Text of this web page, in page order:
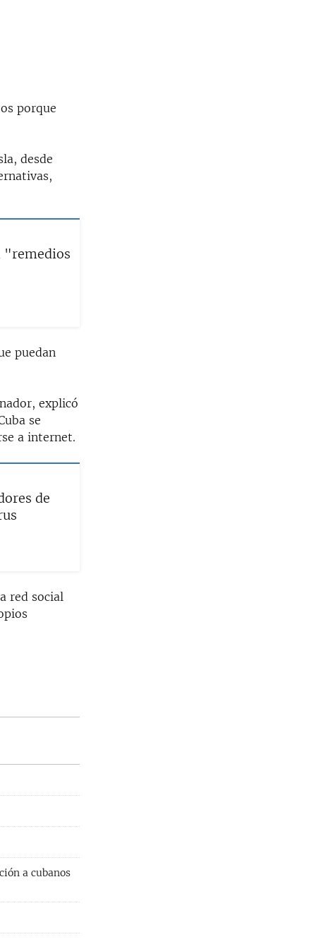
porque
desde
"remedios
puedan
explicó
se
a internet.
de
red social
a cubanos